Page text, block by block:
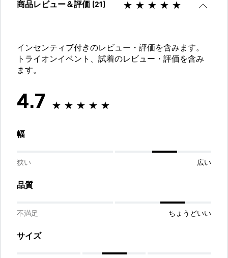
商品レビュー＆評価 (21)
インセンティブ付きのレビュー・評価を含みます。
トライオンイベント、試着のレビュー・評価を含み
ます。
4.7
幅
狭い 広い
品質
不満足 ちょうどいい
サイズ